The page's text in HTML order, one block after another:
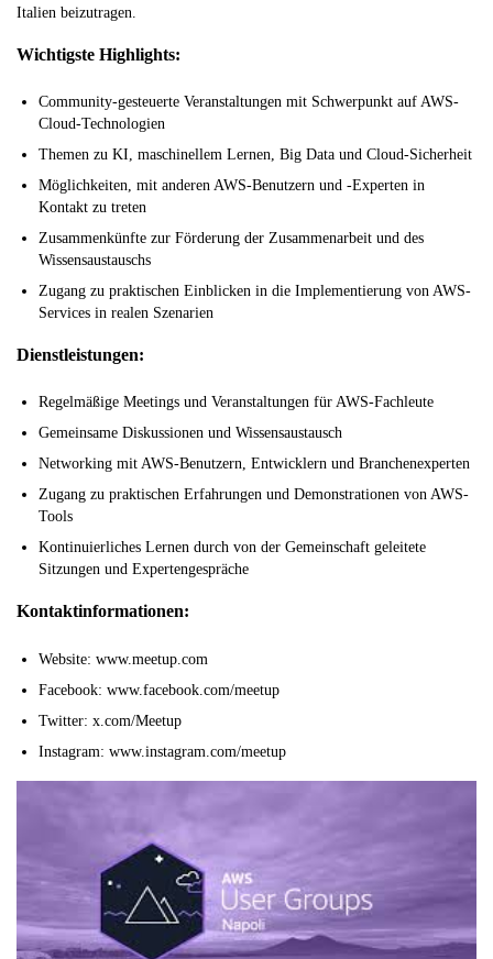
Italien beizutragen.
Wichtigste Highlights:
Community-gesteuerte Veranstaltungen mit Schwerpunkt auf AWS-
Cloud-Technologien
Themen zu KI, maschinellem Lernen, Big Data und Cloud-Sicherheit
Möglichkeiten, mit anderen AWS-Benutzern und -Experten in
Kontakt zu treten
Zusammenkünfte zur Förderung der Zusammenarbeit und des
Wissensaustauschs
Zugang zu praktischen Einblicken in die Implementierung von AWS-
Services in realen Szenarien
Dienstleistungen:
Regelmäßige Meetings und Veranstaltungen für AWS-Fachleute
Gemeinsame Diskussionen und Wissensaustausch
Networking mit AWS-Benutzern, Entwicklern und Branchenexperten
Zugang zu praktischen Erfahrungen und Demonstrationen von AWS-
Tools
Kontinuierliches Lernen durch von der Gemeinschaft geleitete
Sitzungen und Expertengespräche
Kontaktinformationen:
Website: www.meetup.com
Facebook: www.facebook.com/meetup
Twitter: x.com/Meetup
Instagram: www.instagram.com/meetup